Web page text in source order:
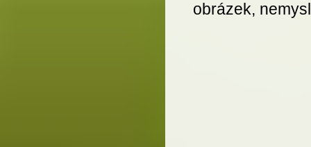
obrázek,